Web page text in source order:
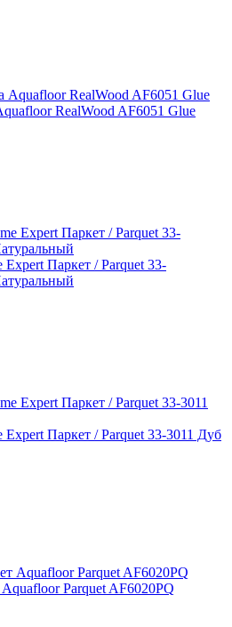
RealWood AF6051 Glue
Паркет / Parquet 33-
Паркет / Parquet 33-3011 Дуб
Parquet AF6020PQ